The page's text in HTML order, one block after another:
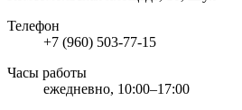
Телефон
+7 (960) 503-77-15
Часы работы
ежедневно, 10:00–17:00